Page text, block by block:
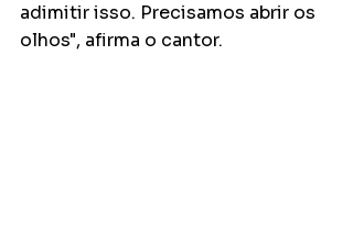
adimitir isso. Precisamos abrir os
olhos", afirma o cantor.